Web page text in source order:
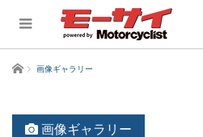
ホーム 画像ギャラリー
画像ギャラリー